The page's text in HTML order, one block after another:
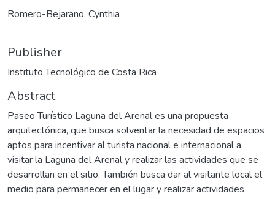
Romero-Bejarano, Cynthia
Publisher
Instituto Tecnológico de Costa Rica
Abstract
Paseo Turístico Laguna del Arenal es una propuesta
arquitectónica, que busca solventar la necesidad de espacios
aptos para incentivar al turista nacional e internacional a
visitar la Laguna del Arenal y realizar las actividades que se
desarrollan en el sitio. También busca dar al visitante local el
medio para permanecer en el lugar y realizar actividades